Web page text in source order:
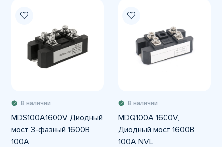
В наличии
MDS100A1600V Диодный
мост 3-фазный 1600В
100А
В наличии
MDQ100A 1600V,
Диодный мост 1600В
100А NVL